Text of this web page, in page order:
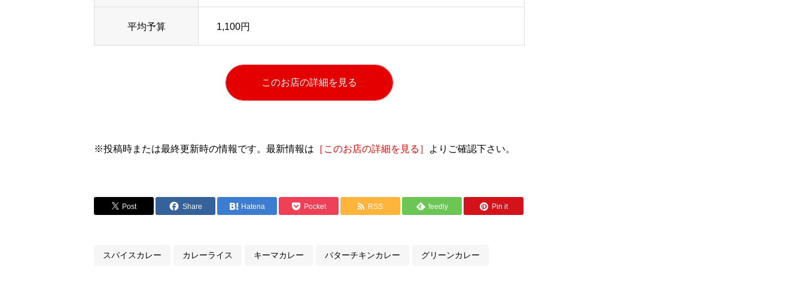
平均予算 1,100円
このお店の詳細を見る
※投稿時または最終更新時の情報です。最新情報は ［このお店の詳細を見る］ よりご確認下さい。
Post Share Hatena Pocket RSS feedly Pin it
スパイスカレー カレーライス キーマカレー バターチキンカレー グリーンカレー